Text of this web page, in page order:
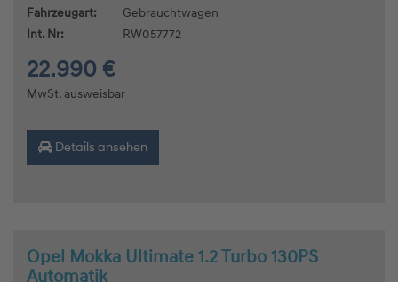
Fahrzeugart:
Gebrauchtwagen
Int. Nr:
RW057772
22.990 €
MwSt. ausweisbar
Details ansehen
Opel Mokka Ultimate 1.2 Turbo 130PS
Automatik